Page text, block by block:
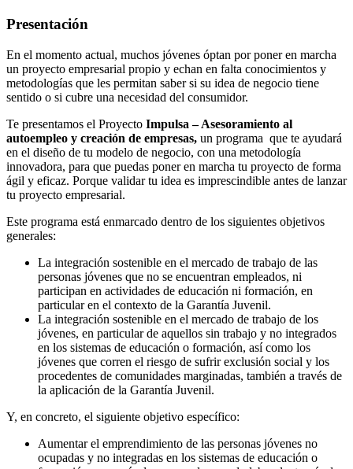
Presentación
En el momento actual, muchos jóvenes óptan por poner en marcha
un proyecto empresarial propio y echan en falta conocimientos y
metodologías que les permitan saber si su idea de negocio tiene
sentido o si cubre una necesidad del consumidor.
Te presentamos el Proyecto Impulsa – Asesoramiento al
autoempleo y creación de empresas, un programa que te ayudará
en el diseño de tu modelo de negocio, con una metodología
innovadora, para que puedas poner en marcha tu proyecto de forma
ágil y eficaz. Porque validar tu idea es imprescindible antes de lanzar
tu proyecto empresarial.
Este programa está enmarcado dentro de los siguientes objetivos
generales:
La integración sostenible en el mercado de trabajo de las
personas jóvenes que no se encuentran empleados, ni
participan en actividades de educación ni formación, en
particular en el contexto de la Garantía Juvenil.
La integración sostenible en el mercado de trabajo de los
jóvenes, en particular de aquellos sin trabajo y no integrados
en los sistemas de educación o formación, así como los
jóvenes que corren el riesgo de sufrir exclusión social y los
procedentes de comunidades marginadas, también a través de
la aplicación de la Garantía Juvenil.
Y, en concreto, el siguiente objetivo específico:
Aumentar el emprendimiento de las personas jóvenes no
ocupadas y no integradas en los sistemas de educación o